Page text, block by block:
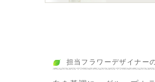
担当フラワーデザイナー